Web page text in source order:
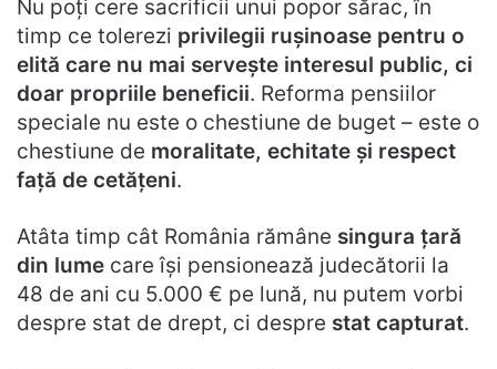
Nu poți cere sacrificii unui popor sărac, în
timp ce tolerezi privilegii rușinoase pentru o
elită care nu mai servește interesul public, ci
doar propriile beneficii. Reforma pensiilor
speciale nu este o chestiune de buget – este o
chestiune de moralitate, echitate și respect
față de cetățeni.
Atâta timp cât România rămâne singura țară
din lume care își pensionează judecătorii la
48 de ani cu 5.000 € pe lună, nu putem vorbi
despre stat de drept, ci despre stat capturat.